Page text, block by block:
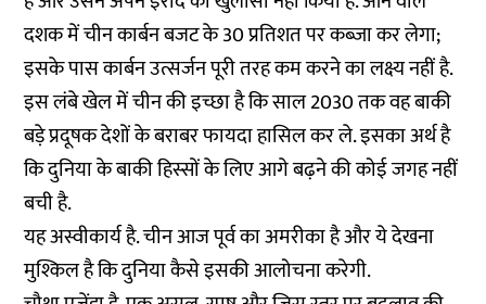
दशक में चीन कार्बन बजट के 30 प्रतिशत पर कब्जा कर लेगा;
इसके पास कार्बन उत्सर्जन पूरी तरह कम करने का लक्ष्य नहीं है.
इस लंबे खेल में चीन की इच्छा है कि साल 2030 तक वह बाकी
बड़े प्रदूषक देशों के बराबर फायदा हासिल कर ले. इसका अर्थ है
कि दुनिया के बाकी हिस्सों के लिए आगे बढ़ने की कोई जगह नहीं
बची है.
यह अस्वीकार्य है. चीन आज पूर्व का अमरीका है और ये देखना
मुश्किल है कि दुनिया कैसे इसकी आलोचना करेगी.